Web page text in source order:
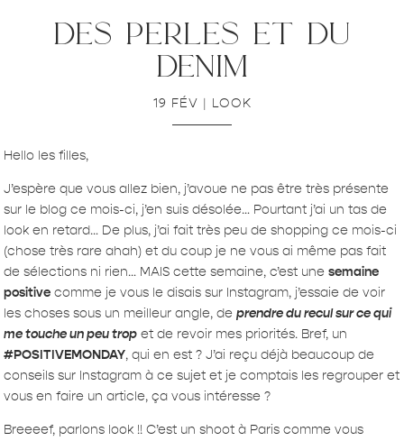
des perles et du
denim
19 FÉV | LOOK
Hello les filles,
J’espère que vous allez bien, j’avoue ne pas être très présente
sur le blog ce mois-ci, j’en suis désolée… Pourtant j’ai un tas de
look en retard… De plus, j’ai fait très peu de shopping ce mois-ci
(chose très rare ahah) et du coup je ne vous ai même pas fait
de sélections ni rien… MAIS cette semaine, c’est unesemaine
positive comme je vous le disais sur Instagram, j’essaie de voir
les choses sous un meilleur angle, deprendre du recul sur ce qui
me touche un peu trop et de revoir mes priorités. Bref, un
#POSITIVEMONDAY, qui en est ? J’ai reçu déjà beaucoup de
conseils sur Instagram à ce sujet et je comptais les regrouper et
vous en faire un article, ça vous intéresse ?
Breeeef, parlons look !! C’est un shoot à Paris comme vous